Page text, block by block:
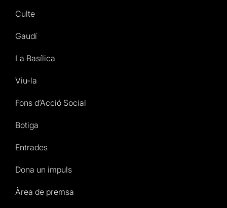
Culte
Gaudí
La Basílica
Viu-la
Fons d’Acció Social
Botiga
Entrades
Dona un impuls
Àrea de premsa